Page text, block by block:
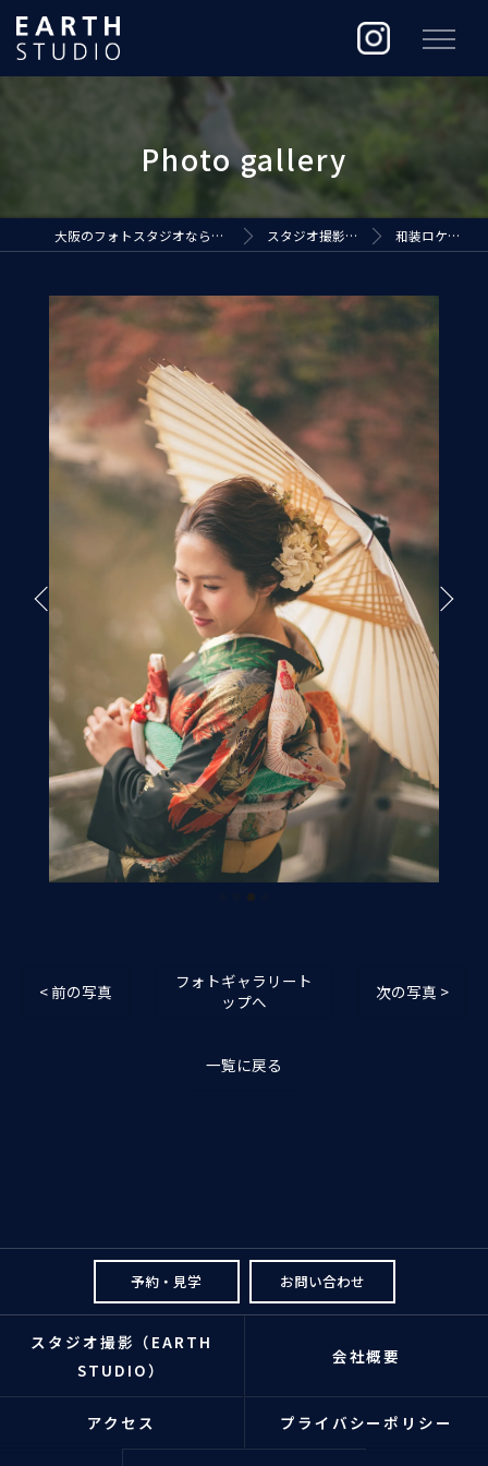
大阪のフォトスタジオなら株式会社ジ・アースプロダクション スタジオ撮影（EARTH STUDIO） 和装ロケーションフォト
< 前の写真
フォトギャラリート
ップへ
次の写真 >
一覧に戻る
予約・見学 お問い合わせ
スタジオ撮影（EARTH
STUDIO）
会社概要
アクセス プライバシーポリシー